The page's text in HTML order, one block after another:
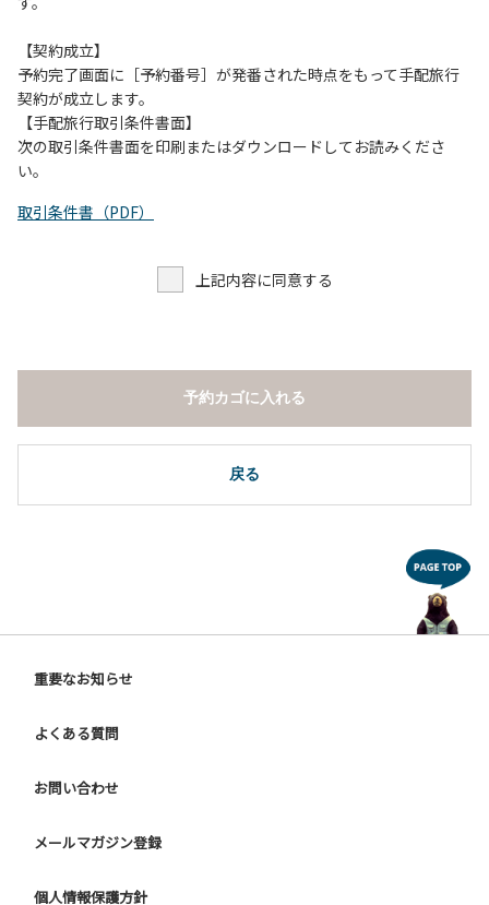
（１）川原にテントやタープを張らない。
（２）雨が降ったときは川原で遊ばない。
（３）カムイコタン公園キャンプ場で雨が降らなくても、上
流で雨が降り急に増水することがあるので、水の濁りに注意
し、濁り始めたときには直ちに川原での遊びを中止する。
（４）キャンプ場の管理者や地元住民から川についての注意
【契約成立】
予約完了画面に［予約番号］が発番された時点をもって手配旅行
契約が成立します。
【手配旅行取引条件書面】
次の取引条件書面を印刷またはダウンロードしてお読みくださ
い。
取引条件書（PDF）
上記内容に同意する
戻る
予約カゴに入れる
重要なお知らせ
よくある質問
お問い合わせ
メールマガジン登録
個人情報保護方針